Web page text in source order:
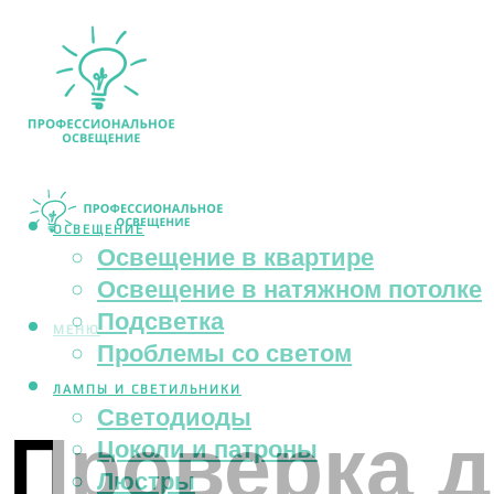
ОСВЕЩЕНИЕ
Освещение в квартире
Освещение в натяжном потолке
Подсветка
Проблемы со светом
ЛАМПЫ И СВЕТИЛЬНИКИ
Светодиоды
Цоколи и патроны
Люстры
МЕНЮ
Проверка